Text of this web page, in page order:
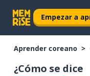
Empezar a
Aprender coreano
¿Cómo se dice